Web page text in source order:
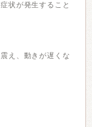
状が発生すること
え、動きが遅くな